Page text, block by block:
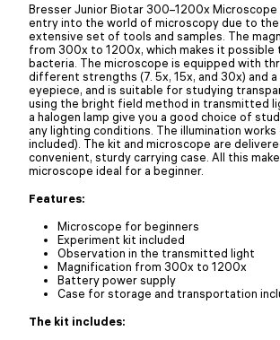
Bresser Junior Biotar 300–1200x Microscope
entry into the world of microscopy due to the
extensive set of tools and samples. The
from 300x to 1200x, which makes it possible
bacteria. The microscope is equipped with
different strengths (7. 5x, 15x, and 30x) and
eyepiece, and is suitable for studying
using the bright field method in transmitted
a halogen lamp give you a good choice of
any lighting conditions. The illumination
included). The kit and microscope are
convenient, sturdy carrying case. All this
microscope ideal for a beginner.
Features:
Microscope for beginners
Experiment kit included
Observation in the transmitted light
Magnification from 300x to 1200x
Battery power supply
Case for storage and transportation
The kit includes: